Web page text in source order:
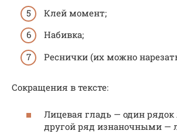
Клей момент;
Набивка;
Реснички (их можно
Сокращения в тексте:
Лицевая гладь — один
другой ряд изнаночными —